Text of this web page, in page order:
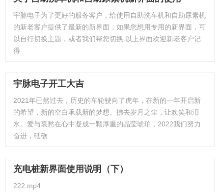
宇脉电子为了更好的服务客户，给使用自助洗车机和自助尿素机
的新老客户提供了最新的新界面，如果您想用专用的新界面，可
以自行切换主题，或者我们帮您切换.以上界面欢迎新老客户记
得
宇脉电子开工大吉
2021年已然过去，历史的车轮驶向了虎年，在新的一年开启新
的希望，新的空白承载新的梦想。拂去岁月之尘，让欢笑和泪
水。爱与哀愁在心中凝成一颗厚重的晶莹琥珀，2022我们努力
奋进，砥砺
充电桩新界面使用说明（下）
222.mp4